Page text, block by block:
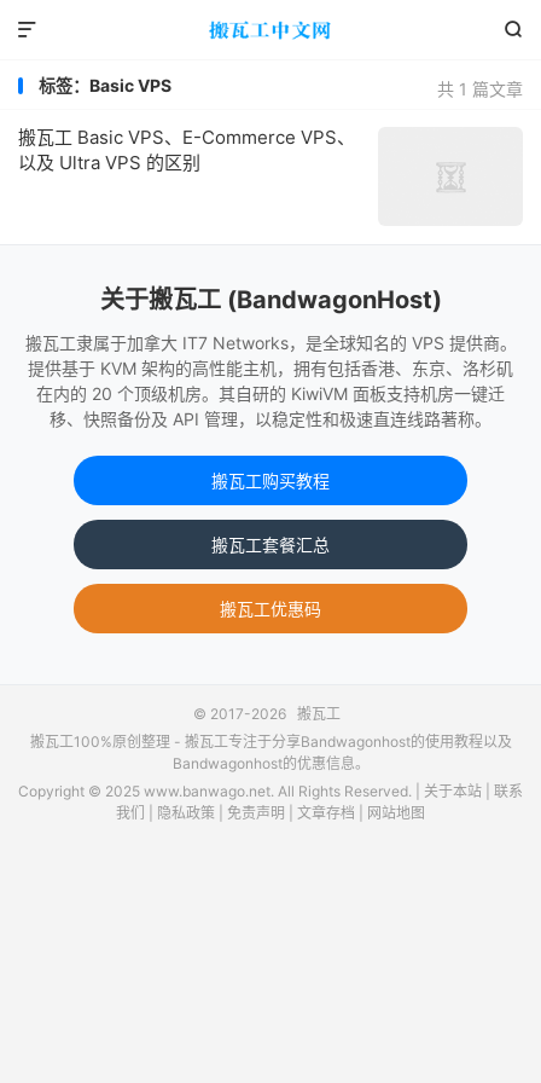


共 1 篇文章
标签：Basic VPS
搬瓦工 Basic VPS、E-Commerce VPS、
以及 Ultra VPS 的区别
关于搬瓦工 (BandwagonHost)
搬瓦工隶属于加拿大 IT7 Networks，是全球知名的 VPS 提供商。
提供基于 KVM 架构的高性能主机，拥有包括香港、东京、洛杉矶
在内的 20 个顶级机房。其自研的 KiwiVM 面板支持机房一键迁
移、快照备份及 API 管理，以稳定性和极速直连线路著称。
搬瓦工购买教程
搬瓦工套餐汇总
搬瓦工优惠码
© 2017-2026 搬瓦工
搬瓦工100%原创整理 - 搬瓦工专注于分享Bandwagonhost的使用教程以及
Bandwagonhost的优惠信息。
Copyright © 2025 www.banwago.net. All Rights Reserved. | 关于本站
联系
我们
隐私政策 免责声明 文章存档 网站地图